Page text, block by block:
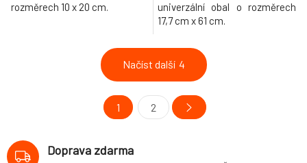
rozměrech 10 x 20 cm.
univerzální obal o rozměrech
17,7 cm x 61 cm.
Načíst další 4
1 2
Doprava zdarma